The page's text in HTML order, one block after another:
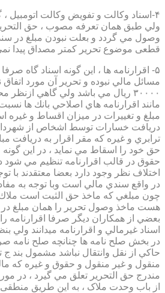
۴-اسناد وكالت و تفويض وكالت
ولي طبق همان تعرفه مصوب ، حق
وصول مي گردد و بعلت نبودن مبلغ در
قطعی موضوع تحریر کمتر مصداق پیدا
۵- اقرارنامه ها ، اين گونه اسناد گاه
مسائل مالي نبوده و تحرير آن مورد
۳۰۰۰۰ ريال مي باشد ولي گاهي
مانند اقرارنامه هاي اصلاحي بانك ها
مبلغ و تغييرات در ميزان اقساط و غيره
دريافت خسارات توسط اشخاص از
ترابري و غيره كه مقر اقرار به دريافت
حق خود را اسقاط مي نمايد ، در اين
حقوق در قالب اقرارنامه تنظيم مي شود
اختلاف نظر وجود دارد بعضا معتقدند با
در واقع سندي مالي است وبا توجه به
چون مبلغي كه ماخذ حق الثبت است
هست ماخذ وصول تحرير را همان مبلغ در
بعضي از همكاران ديگر صرفا
اسناد غيرمالي و اقرارنامه ميدانند ولي
در بخش صلح نامه ها چنانچه صلح نامه
حاكي از نقل وانتقال نباشد مشمول بند
منقول و غير منقول و حقوق و غيره كه
مندرج حق التحرير تعلق مي گيرد ، در
از باب وحدت ملاک ، به این طریق